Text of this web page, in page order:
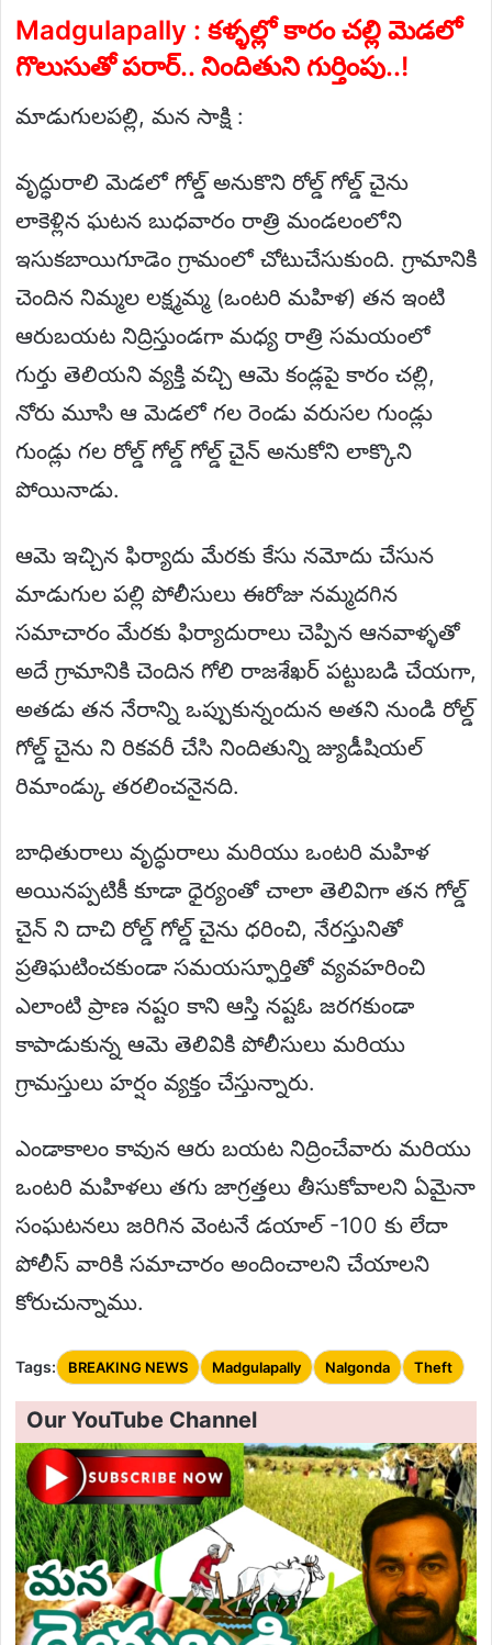
Madgulapally : కళ్ళల్లో కారం చల్లి మెడలో
గొలుసుతో పరార్.. నిందితుని గుర్తింపు..!
మాడుగులపల్లి, మన సాక్షి :
వృద్ధురాలి మెడలో గోల్డ్ అనుకొని రోల్డ్ గోల్డ్ చైను
లాకెళ్లిన ఘటన బుధవారం రాత్రి మండలంలోని
ఇసుకబాయిగూడెం గ్రామంలో చోటుచేసుకుంది. గ్రామానికి
చెందిన నిమ్మల లక్ష్మమ్మ (ఒంటరి మహిళ) తన ఇంటి
ఆరుబయట నిద్రిస్తుండగా మధ్య రాత్రి సమయంలో
గుర్తు తెలియని వ్యక్తి వచ్చి ఆమె కండ్లపై కారం చల్లి,
నోరు మూసి ఆ మెడలో గల రెండు వరుసల గుండ్లు
గుండ్లు గల రోల్డ్ గోల్డ్ గోల్డ్ చైన్ అనుకోని లాక్కొని
పోయినాడు.
ఆమె ఇచ్చిన ఫిర్యాదు మేరకు కేసు నమోదు చేసున
మాడుగుల పల్లి పోలీసులు ఈరోజు నమ్మదగిన
సమాచారం మేరకు ఫిర్యాదురాలు చెప్పిన ఆనవాళ్ళతో
అదే గ్రామానికి చెందిన గోలి రాజశేఖర్ పట్టుబడి చేయగా,
అతడు తన నేరాన్ని ఒప్పుకున్నందున అతని నుండి రోల్డ్
గోల్డ్ చైను ని రికవరీ చేసి నిందితున్ని జ్యుడీషియల్
రిమాండ్కు తరలించనైనది.
బాధితురాలు వృద్ధురాలు మరియు ఒంటరి మహిళ
అయినప్పటికీ కూడా ధైర్యంతో చాలా తెలివిగా తన గోల్డ్
చైన్ ని దాచి రోల్డ్ గోల్డ్ చైను ధరించి, నేరస్తునితో
ప్రతిఘటించకుండా సమయస్ఫూర్తితో వ్యవహరించి
ఎలాంటి ప్రాణ నష్టo కాని ఆస్తి నష్టఓ జరగకుండా
కాపాడుకున్న ఆమె తెలివికి పోలీసులు మరియు
గ్రామస్తులు హర్షం వ్యక్తం చేస్తున్నారు.
ఎండాకాలం కావున ఆరు బయట నిద్రించేవారు మరియు
ఒంటరి మహిళలు తగు జాగ్రత్తలు తీసుకోవాలని ఏమైనా
సంఘటనలు జరిగిన వెంటనే డయాల్ -100 కు లేదా
పోలీస్ వారికి సమాచారం అందించాలని చేయాలని
కోరుచున్నాము.
Tags: BREAKING NEWS Madgulapally Nalgonda Theft
Our YouTube Channel